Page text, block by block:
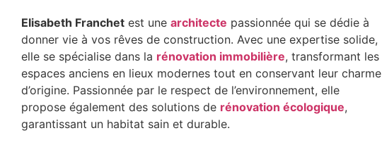
Elisabeth Franchet est une architecte passionnée qui se dédie à
donner vie à vos rêves de construction. Avec une expertise solide,
elle se spécialise dans la rénovation immobilière, transformant les
espaces anciens en lieux modernes tout en conservant leur charme
d’origine. Passionnée par le respect de l’environnement, elle
propose également des solutions de rénovation écologique,
garantissant un habitat sain et durable.